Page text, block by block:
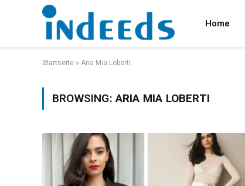
Home
Startseite » Aria Mia Loberti
BROWSING:ARIA MIA LOBERTI